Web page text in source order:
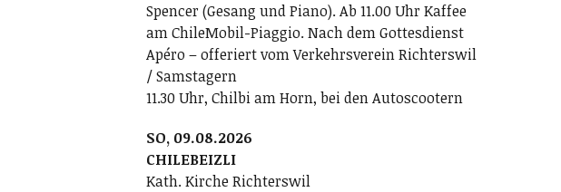
Spencer (Gesang und Piano). Ab 11.00 Uhr Kaffee
am ChileMobil-Piaggio. Nach dem Gottesdienst
Apéro – offeriert vom Verkehrsverein Richterswil
/ Samstagern
11.30 Uhr, Chilbi am Horn, bei den Autoscootern
SO, 09.08.2026
CHILEBEIZLI
Kath. Kirche Richterswil